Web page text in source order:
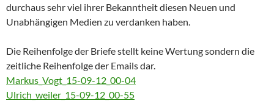
durchaus sehr viel ihrer Bekanntheit diesen Neuen und
Unabhängigen Medien zu verdanken haben.
Die Reihenfolge der Briefe stellt keine Wertung sondern die
zeitliche Reihenfolge der Emails dar.
Markus_Vogt_15-09-12_00-04
Ulrich_weiler_15-09-12_00-55